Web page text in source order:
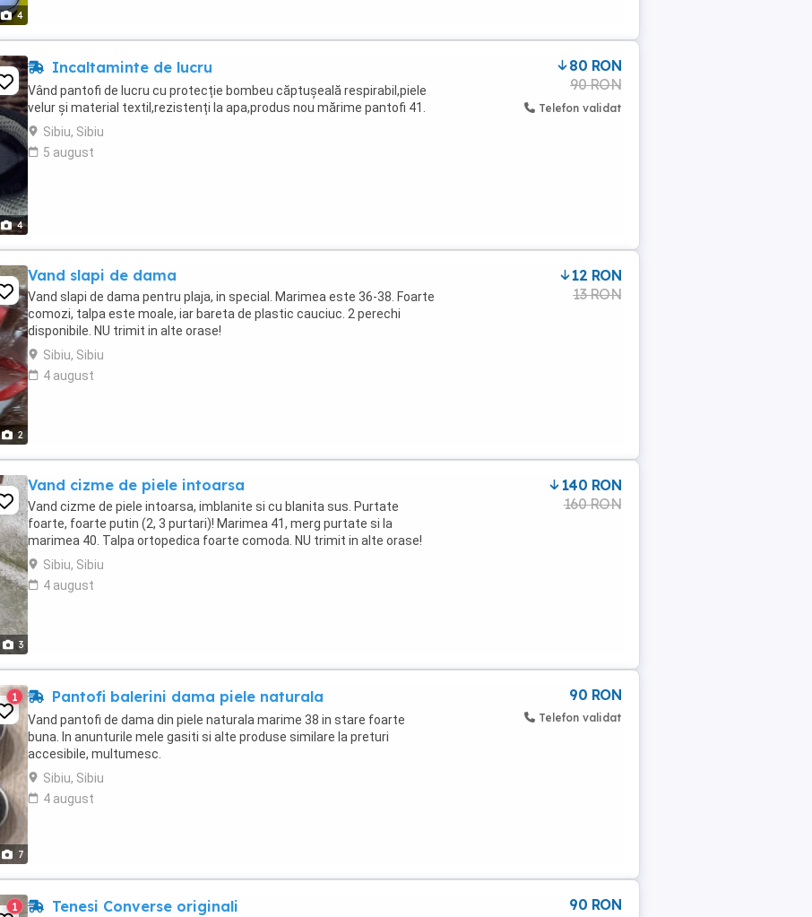
4
4
Incaltaminte de lucru
Vând pantofi de lucru cu protecție bombeu căptușeală respirabil,piele
velur și material textil,rezistenți la apa,produs nou mărime pantofi 41.
Sibiu, Sibiu
5 august
80 RON
90 RON
Telefon validat
2
Vand slapi de dama
Vand slapi de dama pentru plaja, in special. Marimea este 36-38. Foarte
comozi, talpa este moale, iar bareta de plastic cauciuc. 2 perechi
disponibile. NU trimit in alte orase!
Sibiu, Sibiu
4 august
12 RON
13 RON
3
Vand cizme de piele intoarsa
Vand cizme de piele intoarsa, imblanite si cu blanita sus. Purtate
foarte, foarte putin (2, 3 purtari)! Marimea 41, merg purtate si la
marimea 40. Talpa ortopedica foarte comoda. NU trimit in alte orase!
Sibiu, Sibiu
4 august
140 RON
160 RON
7
1 Pantofi balerini dama piele naturala
Vand pantofi de dama din piele naturala marime 38 in stare foarte
buna. In anunturile mele gasiti si alte produse similare la preturi
accesibile, multumesc.
Sibiu, Sibiu
4 august
90 RON
Telefon validat
1 Tenesi Converse originali 90 RON